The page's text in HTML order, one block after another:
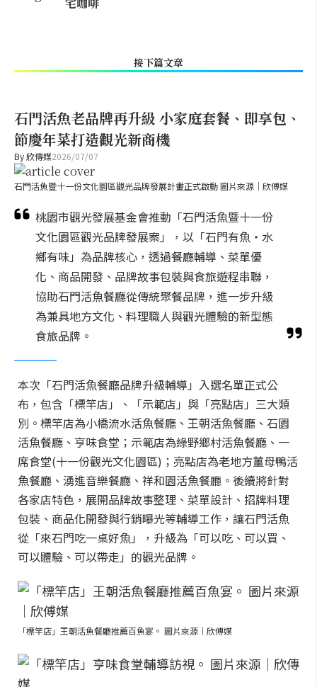
接下篇文章
石門活魚老品牌再升級 小家庭套餐、即享包、
節慶年菜打造觀光新商機
By欣傳媒2026/07/07
石門活魚暨十一份文化園區觀光品牌發展計畫正式啟動 圖片來源｜欣傅媒
桃園市觀光發展基金會推動「石門活魚暨十一份
文化園區觀光品牌發展案」，以「石門有魚・水
鄉有味」為品牌核心，透過餐廳輔導、菜單優
化、商品開發、品牌故事包裝與食旅遊程串聯，
協助石門活魚餐廳從傳統聚餐品牌，進一步升級
為兼具地方文化、料理職人與觀光體驗的新型態
食旅品牌。
本次「石門活魚餐廳品牌升級輔導」入選名單正式公
布，包含「標竿店」、「示範店」與「亮點店」三大類
別。標竿店為小橋流水活魚餐廳、王朝活魚餐廳、石園
活魚餐廳、亨味食堂；示範店為綠野鄉村活魚餐廳、一
席食堂(十一份觀光文化園區)；亮點店為老地方薑母鴨活
魚餐廳、湧進音樂餐廳、祥和園活魚餐廳。後續將針對
各家店特色，展開品牌故事整理、菜單設計、招牌料理
包裝、商品化開發與行銷曝光等輔導工作，讓石門活魚
從「來石門吃一桌好魚」，升級為「可以吃、可以買、
可以體驗、可以帶走」的觀光品牌。
「標竿店」王朝活魚餐廳推薦百魚宴。 圖片來源｜欣傅媒